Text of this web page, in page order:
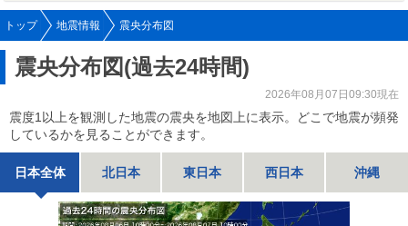
トップ 地震情報 震央分布図
震央分布図(過去24時間)
2026年08月07日09:30現在
震度1以上を観測した地震の震央を地図上に表示。どこで地震が頻発
しているかを見ることができます。
日本全体 北日本 東日本 西日本 沖縄